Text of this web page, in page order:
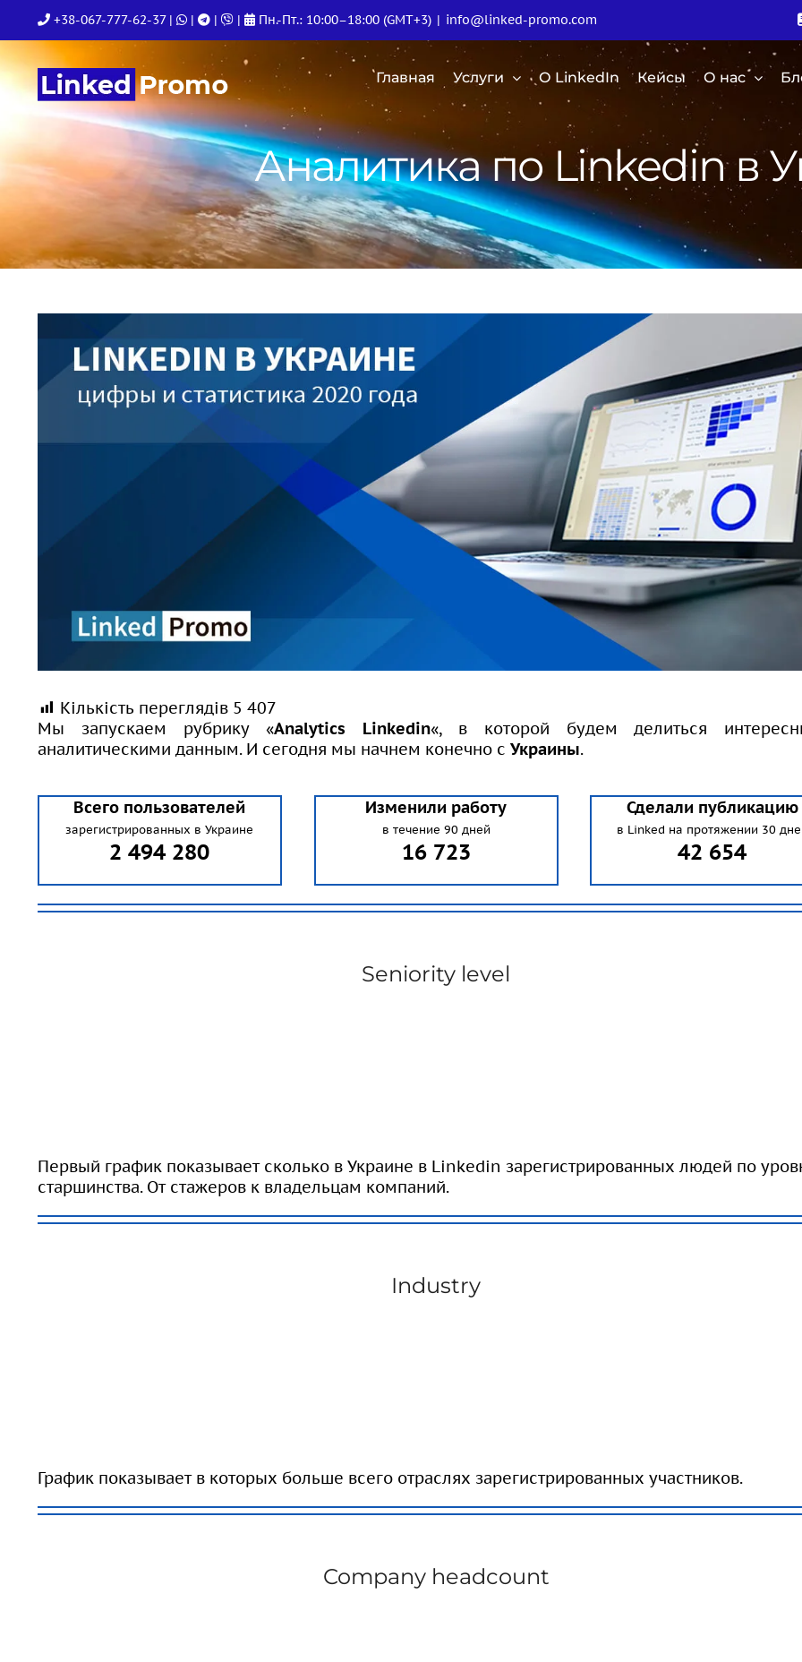
content
+38-067-777-62-37 | | | | Пн.-Пт.: 10:00–18:00 (GMT+3) | info@linked-promo.com
Главная Услуги О LinkedIn Кейсы О нас
Аналитика по Linkedin в
Larger
Image
Кількість переглядів 5 407
Мы запускаем рубрику «Analytics Linkedin«, в которой будем делиться
аналитическими данным. И сегодня мы начнем конечно с Украины.
Всего пользователей
зарегистрированных в Украине
2 494 280
Изменили работу
в течение 90 дней
16 723
Сделали публикацию
в Linked на протяжении 30
42 654
Seniority level
Первый график показывает сколько в Украине в Linkedin зарегистрированных людей по
старшинства. От стажеров к владельцам компаний.
Industry
График показывает в которых больше всего отраслях зарегистрированных участников.
Company headcount